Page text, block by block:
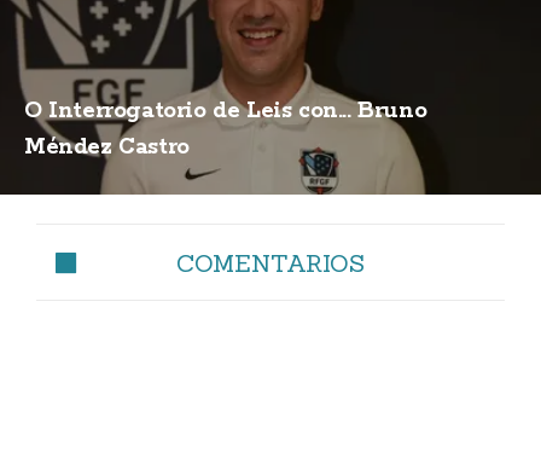
O Interrogatorio de Leis con... Bruno
Méndez Castro
COMENTARIOS